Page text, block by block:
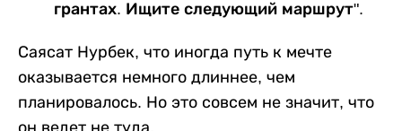
грантах. Ищите следующий маршрут".
Саясат Нурбек, что иногда путь к мечте
оказывается немного длиннее, чем
планировалось. Но это совсем не значит, что
он ведет не туда.